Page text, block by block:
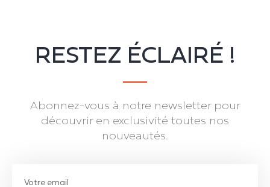
RESTEZ ÉCLAIRÉ !
Abonnez-vous à notre newsletter pour
découvrir en exclusivité toutes nos
nouveautés.